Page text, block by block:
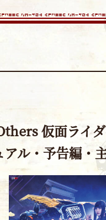
仮面ライ
ル・予告編・